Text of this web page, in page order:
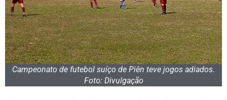
Campeonato de futebol suíço de Piên teve jogos adiados.
Foto: Divulgação